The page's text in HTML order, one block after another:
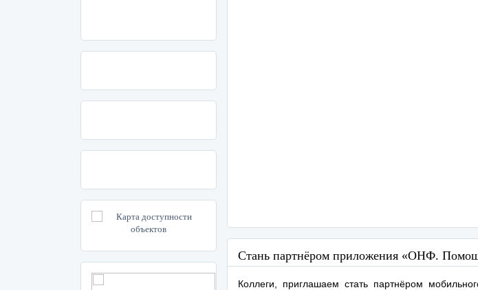
Стань партнёром приложения «ОНФ.
Коллеги, приглашаем стать партнёром